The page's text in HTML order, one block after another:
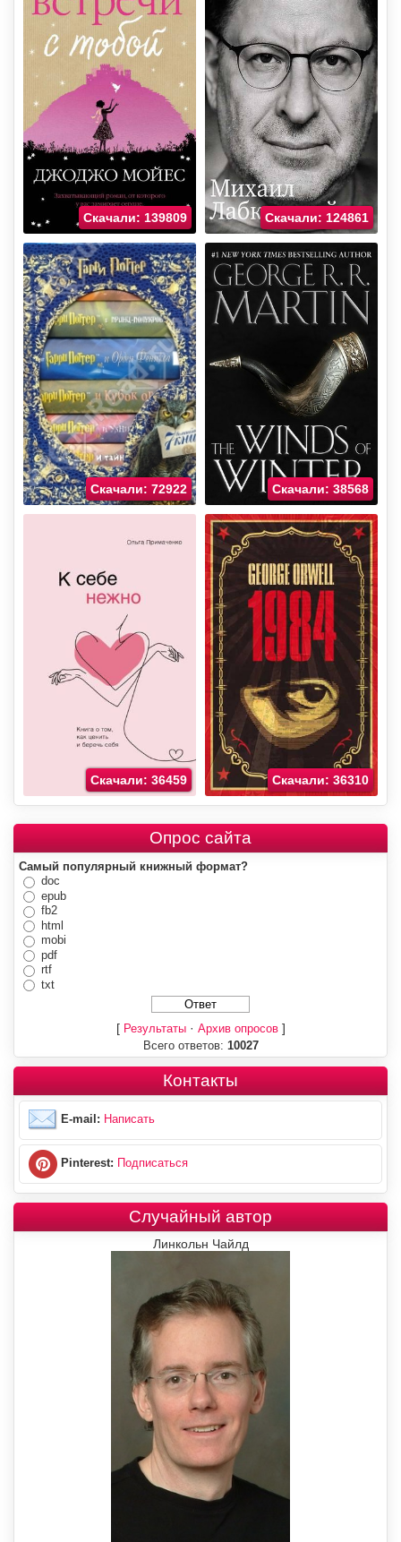
Скачали: 139809 Скачали: 124861
Скачали: 72922 Скачали: 38568
Скачали: 36459 Скачали: 36310
Опрос сайта
Самый популярный книжный формат?
doc
epub
fb2
html
mobi
pdf
rtf
txt
[ Результаты· Архив опросов]
Всего ответов: 10027
Контакты
E-mail: Написать
Pinterest: Подписаться
Случайный автор
Линкольн Чайлд